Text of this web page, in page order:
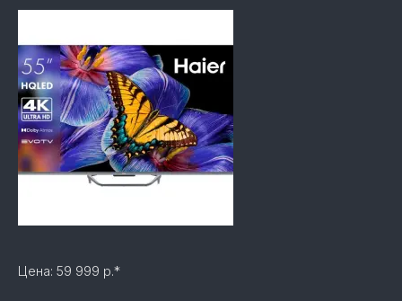
Цена: 59 999 р.*